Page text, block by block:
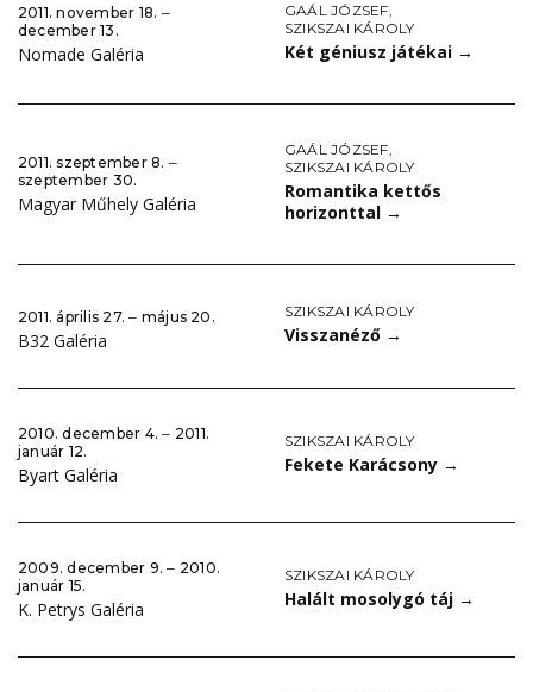
2011. november 18. ‒
december 13.
Nomade Galéria
GAÁL JÓZSEF,
SZIKSZAI KÁROLY
Két géniusz játékai →
2011. szeptember 8. ‒
szeptember 30.
Magyar Műhely Galéria
GAÁL JÓZSEF,
SZIKSZAI KÁROLY
Romantika kettős
horizonttal →
2011. április 27. ‒ május 20.
B32 Galéria
SZIKSZAI KÁROLY
Visszanéző →
2010. december 4. ‒ 2011.
január 12.
Byart Galéria
SZIKSZAI KÁROLY
Fekete Karácsony →
2009. december 9. ‒ 2010.
január 15.
K. Petrys Galéria
SZIKSZAI KÁROLY
Halált mosolygó táj →